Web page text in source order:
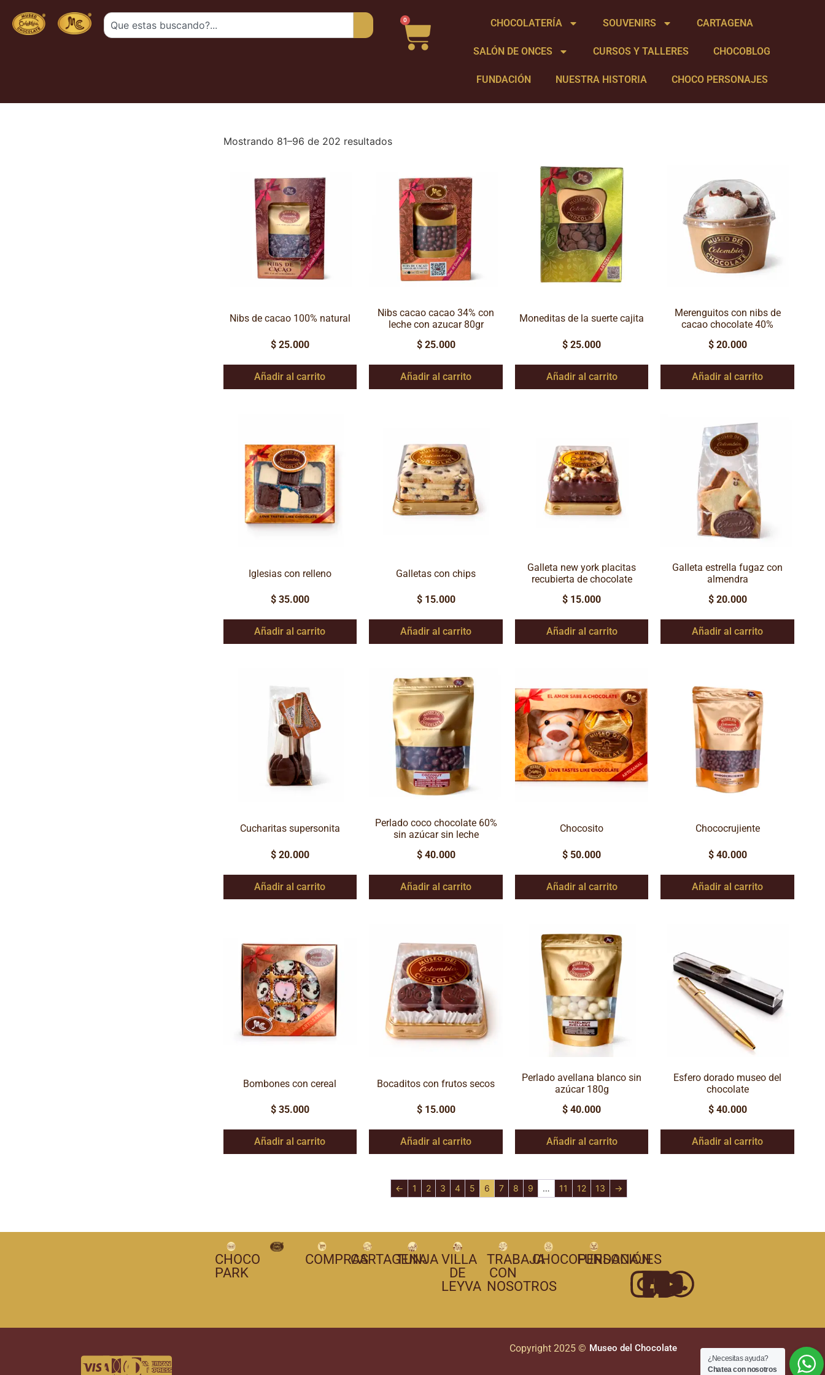
0 CHOCOLATERÍA SOUVENIRS CARTAGENA
SALÓN DE ONCES CURSOS Y TALLERES CHOCOBLOG
FUNDACIÓN NUESTRA HISTORIA CHOCO PERSONAJES
Mostrando 81–96 de 202 resultados
Nibs de cacao 100% natural
$25.000
Añadir al carrito
Nibs cacao cacao 34% con
leche con azucar 80gr
$25.000
Añadir al carrito
Moneditas de la suerte cajita
$ 25.000
Añadir al carrito
Merenguitos con nibs de
cacao chocolate 40%
$20.000
Añadir al carrito
Iglesias con relleno
$35.000
Añadir al carrito
Galletas con chips
$15.000
Añadir al carrito
Galleta new york placitas
recubierta de chocolate
$ 15.000
Añadir al carrito
Galleta estrella fugaz con
almendra
$20.000
Añadir al carrito
Cucharitas supersonita
$20.000
Añadir al carrito
Perlado coco chocolate 60%
sin azúcar sin leche
$40.000
Añadir al carrito
Chocosito
$ 50.000
Añadir al carrito
Chococrujiente
$40.000
Añadir al carrito
Bombones con cereal
$35.000
Añadir al carrito
Bocaditos con frutos secos
$15.000
Añadir al carrito
Perlado avellana blanco sin
azúcar 180g
$ 40.000
Añadir al carrito
Esfero dorado museo del
chocolate
$40.000
Añadir al carrito
← 1 2 3 4 5 6 7 8 9 … 11 12 13 →
CHOCO
PARK
COMPRASCARTAGENA
TUNJA VILLA
DE
LEYVA
TRABAJA
CON
NOSOTROS
CHOCOPERSONAJES
FUNDACIÓN
Copyright 2025 © Museo del Chocolate
¿Necesitas ayuda?
Chatea con nosotros